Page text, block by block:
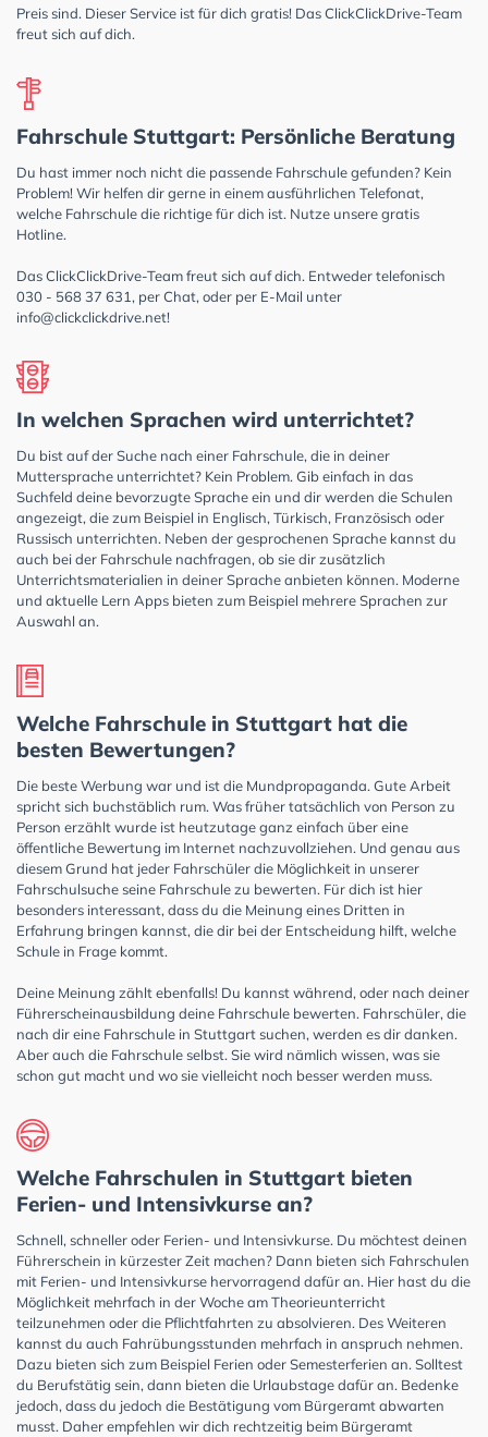
Preis sind. Dieser Service ist für dich gratis! Das ClickClickDrive-Team
freut sich auf dich.
Fahrschule Stuttgart: Persönliche Beratung
Du hast immer noch nicht die passende Fahrschule gefunden? Kein
Problem! Wir helfen dir gerne in einem ausführlichen Telefonat,
welche Fahrschule die richtige für dich ist. Nutze unsere gratis
Hotline.
Das ClickClickDrive-Team freut sich auf dich. Entweder telefonisch
030 - 568 37 631, per Chat, oder per E-Mail unter
info@clickclickdrive.net!
In welchen Sprachen wird unterrichtet?
Du bist auf der Suche nach einer Fahrschule, die in deiner
Muttersprache unterrichtet? Kein Problem. Gib einfach in das
Suchfeld deine bevorzugte Sprache ein und dir werden die Schulen
angezeigt, die zum Beispiel in Englisch, Türkisch, Französisch oder
Russisch unterrichten. Neben der gesprochenen Sprache kannst du
auch bei der Fahrschule nachfragen, ob sie dir zusätzlich
Unterrichtsmaterialien in deiner Sprache anbieten können. Moderne
und aktuelle Lern Apps bieten zum Beispiel mehrere Sprachen zur
Auswahl an.
Welche Fahrschule in Stuttgart hat die
besten Bewertungen?
Die beste Werbung war und ist die Mundpropaganda. Gute Arbeit
spricht sich buchstäblich rum. Was früher tatsächlich von Person zu
Person erzählt wurde ist heutzutage ganz einfach über eine
öffentliche Bewertung im Internet nachzuvollziehen. Und genau aus
diesem Grund hat jeder Fahrschüler die Möglichkeit in unserer
Fahrschulsuche seine Fahrschule zu bewerten. Für dich ist hier
besonders interessant, dass du die Meinung eines Dritten in
Erfahrung bringen kannst, die dir bei der Entscheidung hilft, welche
Schule in Frage kommt.
Deine Meinung zählt ebenfalls! Du kannst während, oder nach deiner
Führerscheinausbildung deine Fahrschule bewerten. Fahrschüler, die
nach dir eine Fahrschule in Stuttgart suchen, werden es dir danken.
Aber auch die Fahrschule selbst. Sie wird nämlich wissen, was sie
schon gut macht und wo sie vielleicht noch besser werden muss.
Welche Fahrschulen in Stuttgart bieten
Ferien- und Intensivkurse an?
Schnell, schneller oder Ferien- und Intensivkurse. Du möchtest deinen
Führerschein in kürzester Zeit machen? Dann bieten sich Fahrschulen
mit Ferien- und Intensivkurse hervorragend dafür an. Hier hast du die
Möglichkeit mehrfach in der Woche am Theorieunterricht
teilzunehmen oder die Pflichtfahrten zu absolvieren. Des Weiteren
kannst du auch Fahrübungsstunden mehrfach in anspruch nehmen.
Dazu bieten sich zum Beispiel Ferien oder Semesterferien an. Solltest
du Berufstätig sein, dann bieten die Urlaubstage dafür an. Bedenke
jedoch, dass du jedoch die Bestätigung vom Bürgeramt abwarten
musst. Daher empfehlen wir dich rechtzeitig beim Bürgeramt